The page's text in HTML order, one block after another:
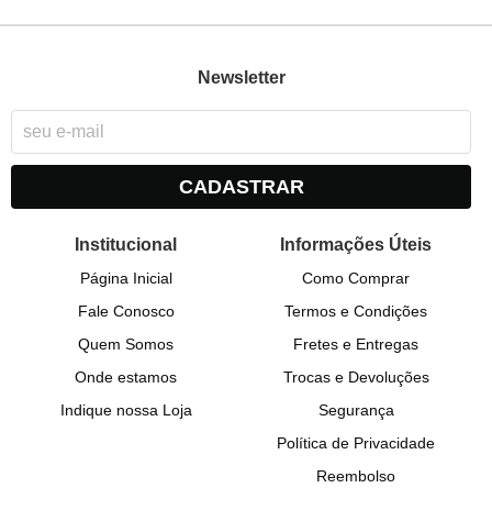
Newsletter
CADASTRAR
Institucional
Página Inicial
Fale Conosco
Quem Somos
Onde estamos
Indique nossa Loja
Informações Úteis
Como Comprar
Termos e Condições
Fretes e Entregas
Trocas e Devoluções
Segurança
Política de Privacidade
Reembolso